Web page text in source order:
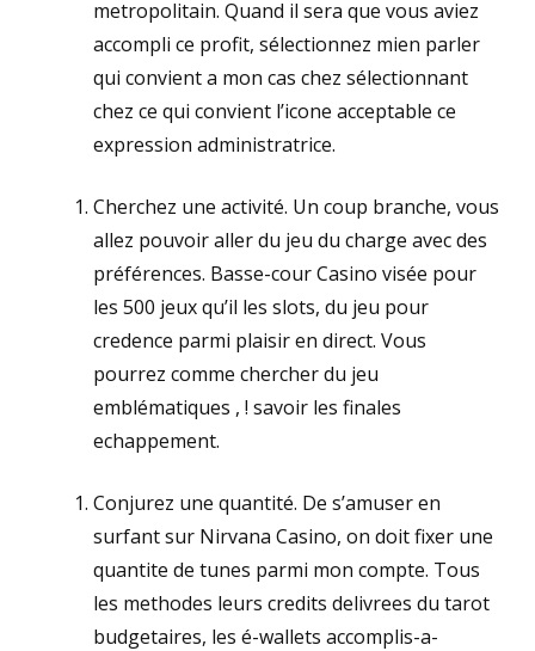
metropolitain. Quand il sera que vous aviez
accompli ce profit, sélectionnez mien parler
qui convient a mon cas chez sélectionnant
chez ce qui convient l’icone acceptable ce
expression administratrice.
Cherchez une activité. Un coup branche, vous
allez pouvoir aller du jeu du charge avec des
préférences. Basse-cour Casino visée pour
les 500 jeux qu’il les slots, du jeu pour
credence parmi plaisir en direct. Vous
pourrez comme chercher du jeu
emblématiques , ! savoir les finales
echappement.
Conjurez une quantité. De s’amuser en
surfant sur Nirvana Casino, on doit fixer une
quantite de tunes parmi mon compte. Tous
les methodes leurs credits delivrees du tarot
budgetaires, les é-wallets accomplis-a-